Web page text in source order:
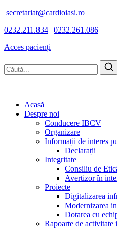
secretariat@cardioiasi.ro
0232.211.834 | 0232.261.086
Acces pacienți
Acasă
Despre noi
Conducere IBCV
Organizare
Informații de interes
Declarații
Integritate
Consiliu de
Avertizor în
Proiecte
Digitalizarea
Modernizarea
Dotarea cu
Rapoarte de activitate